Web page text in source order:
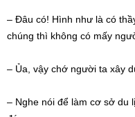
– Đâu có! Hình như là có
chúng thì không có mấy
– Ủa, vậy chớ người ta xây
– Nghe nói để làm cơ sở du